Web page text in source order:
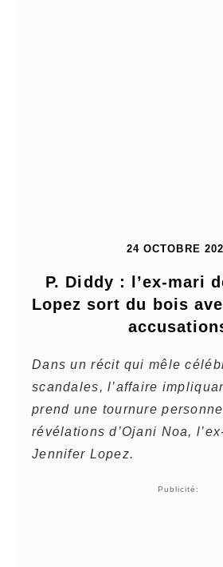
24 OCTOBRE
P. Diddy : l’ex-mari
Lopez sort du bois
Dans un récit qui mêle
scandales, l’affaire
prend une tournure
révélations d’Ojani Noa,
Jennifer Lopez.
Publicité: